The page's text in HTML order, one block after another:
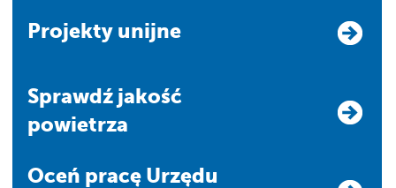
Projekty unijne
Sprawdź jakość
powietrza
Oceń pracę Urzędu